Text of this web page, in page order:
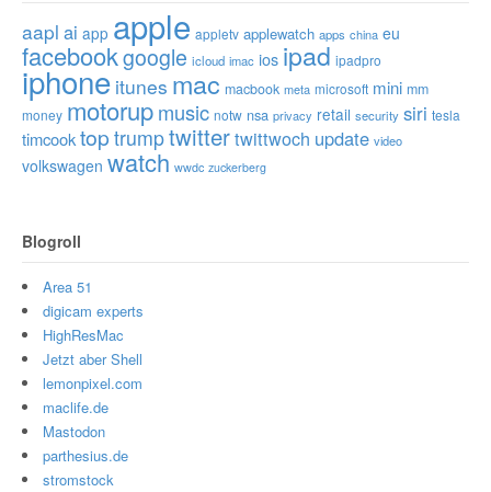
aapl ai app apple appletv applewatch apps china eu
facebookgoogle icloud imac ios ipad ipadpro
iphone itunes mac macbook meta microsoft mini mm
money motorupmusic notw nsa privacy retail security siri tesla
timcooktop trumptwittertwittwoch update video
volkswagen watch wwdc zuckerberg
Blogroll
Area 51
digicam experts
HighResMac
Jetzt aber Shell
lemonpixel.com
maclife.de
Mastodon
parthesius.de
stromstock